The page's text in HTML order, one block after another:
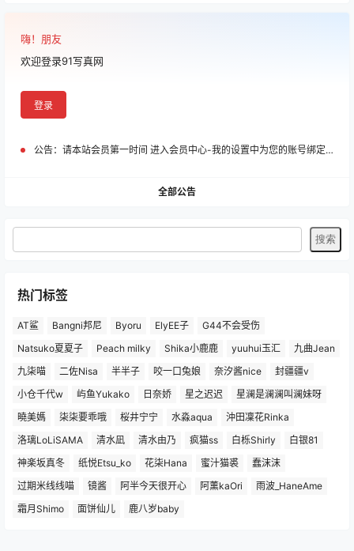
嗨！朋友
欢迎登录91写真网
登录
公告： 请本站会员第一时间 进入会员中心-我的设置中为您的账号绑定邮箱!
全部公告
热门标签
AT鲨 Bangni邦尼 Byoru ElyEE子
G44不会受伤
Natsuko夏夏子
Peach milky Shika小鹿鹿 yuuhui玉汇
九曲Jean
九柒喵
二佐Nisa 半半子 咬一口兔娘 奈汐酱nice
封疆疆v
小仓千代w
屿鱼Yukako 日奈娇 星之迟迟
星澜是澜澜叫澜妹呀
曉美媽
柒柒要乖哦 桜井宁宁 水淼aqua
沖田凜花Rinka
洛璃LoLiSAMA
清水凪 清水由乃 疯猫ss 白栎Shirly
白银81
神楽坂真冬
纸悦Etsu_ko 花柒Hana 蜜汁猫裘
蠢沫沫
过期米线线喵
镜酱 阿半今天很开心 阿薰kaOri
雨波_HaneAme
霜月Shimo
面饼仙儿 鹿八岁baby